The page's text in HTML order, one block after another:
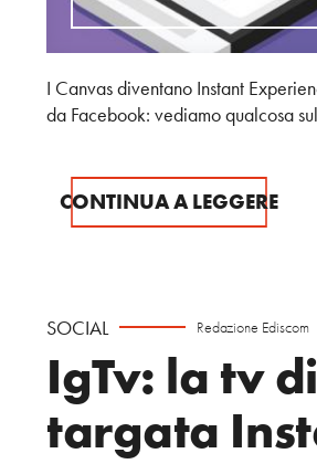
I Canvas diventano Instant
da Facebook: vediamo qualcosa
CONTINUA A LEGGERE
SOCIAL Redazione Ediscom
IgTv: la tv
targata